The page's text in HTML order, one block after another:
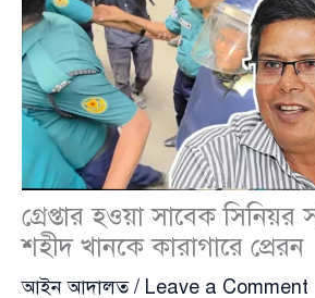
গ্রেপ্তার হওয়া সাবেক
শহীদ খানকে কারাগারে প্রেরন
আইন আদালত/ Leave a Comment